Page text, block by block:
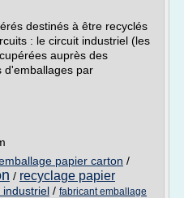
destinés à être recyclés
: le circuit industriel (les
auprès des
d'emballages par
papier carton /
/ recyclage papier
industriel / fabricant emballage